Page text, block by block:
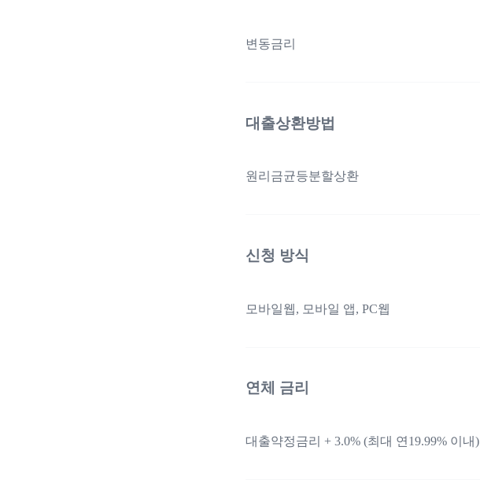
변동금리
대출상환방법
원리금균등분할상환
신청 방식
모바일웹, 모바일 앱, PC웹
연체 금리
대출약정금리 + 3.0% (최대 연19.99% 이내)